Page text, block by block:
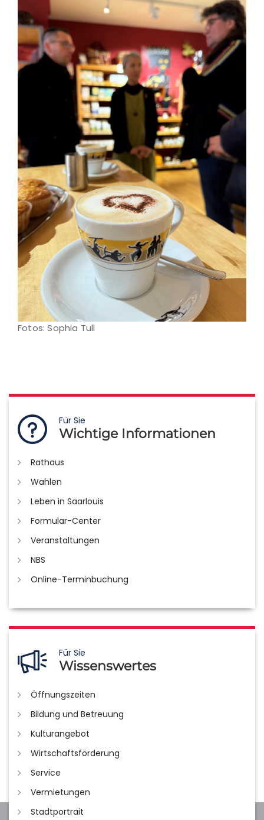
Fotos: Sophia Tull
Für Sie
Wichtige Informationen
Rathaus
Wahlen
Leben in Saarlouis
Formular-Center
Veranstaltungen
NBS
Online-Terminbuchung
Für Sie
Wissenswertes
Öffnungszeiten
Bildung und Betreuung
Kulturangebot
Wirtschaftsförderung
Service
Vermietungen
Stadtportrait